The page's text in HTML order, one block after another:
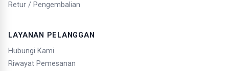
Retur / Pengembalian
LAYANAN PELANGGAN
Hubungi Kami
Riwayat Pemesanan